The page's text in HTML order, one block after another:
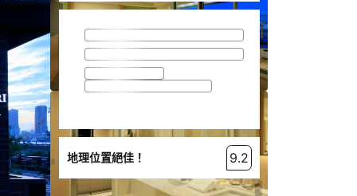
地理位置絕佳！ 9.2